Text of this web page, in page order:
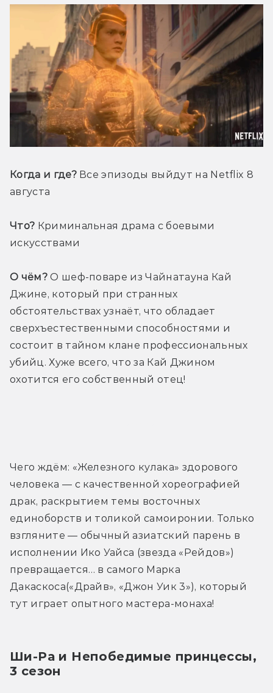
Когда и где? Все эпизоды выйдут на Netflix 8
августа
Что? Криминальная драма с боевыми
искусствами
О чём? О шеф-поваре из Чайнатауна Кай
Джине, который при странных
обстоятельствах узнаёт, что обладает
сверхъестественными способностями и
состоит в тайном клане профессиональных
убийц. Хуже всего, что за Кай Джином
охотится его собственный отец!
Чего ждём: «Железного кулака» здорового
человека — с качественной хореографией
драк, раскрытием темы восточных
единоборств и толикой самоиронии. Только
взгляните — обычный азиатский парень в
исполнении Ико Уайса (звезда «Рейдов»)
превращается… в самого Марка
Дакаскоса(«Драйв», «Джон Уик 3»), который
тут играет опытного мастера-монаха!
Ши-Ра и Непобедимые принцессы,
3 сезон